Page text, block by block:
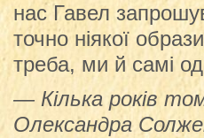
нас Гавел
точно ніякої
треба, ми й самі
— Кілька років
Олександра